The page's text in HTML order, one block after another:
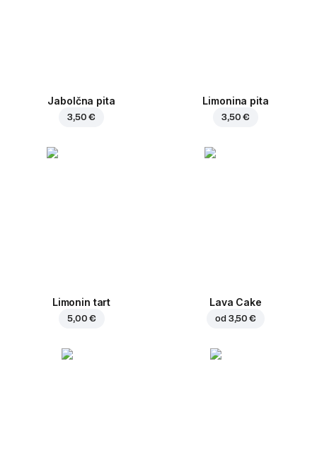
Jabolčna pita
3,50 €
Limonina pita
3,50 €
Limonin tart
5,00 €
Lava Cake
od 3,50 €